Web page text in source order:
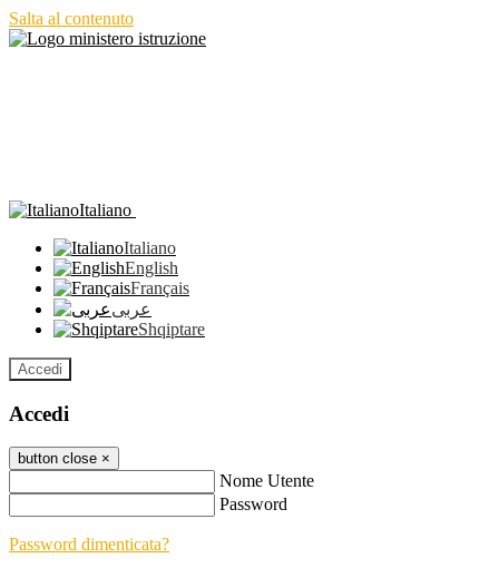
Salta al contenuto
Italiano
Italiano
English
Français
عربى
Shqiptare
Accedi
Accedi
button close ×
Nome Utente
Password
Password dimenticata?